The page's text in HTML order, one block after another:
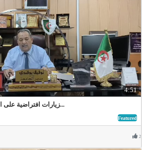
4:51
زيارات افتراضية على الجامعة - كلمة السيد مدير الجا...
Featured
2